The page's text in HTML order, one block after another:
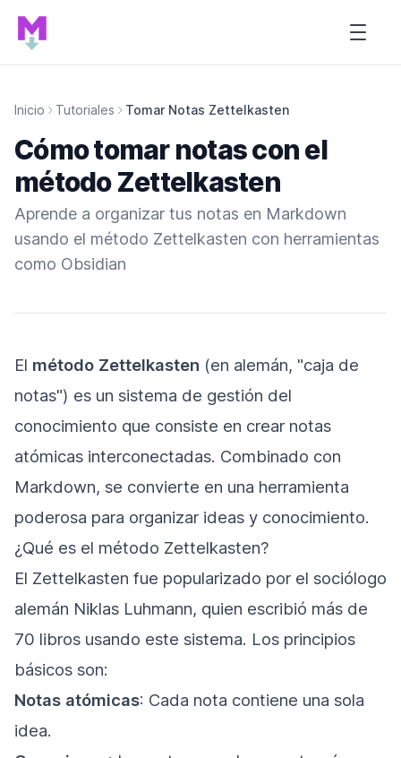
Inicio de Tutorial MARDOWN
Open
Inicio Tutoriales Tomar Notas Zettelkasten
Cómo tomar notas con el
método Zettelkasten
Aprende a organizar tus notas en Markdown
usando el método Zettelkasten con herramientas
como Obsidian
El método Zettelkasten (en alemán, "caja de
notas") es un sistema de gestión del
conocimiento que consiste en crear notas
atómicas interconectadas. Combinado con
Markdown, se convierte en una herramienta
poderosa para organizar ideas y conocimiento.
¿Qué es el método Zettelkasten?
El Zettelkasten fue popularizado por el sociólogo
alemán Niklas Luhmann, quien escribió más de
70 libros usando este sistema. Los principios
básicos son:
Notas atómicas: Cada nota contiene una sola
idea.